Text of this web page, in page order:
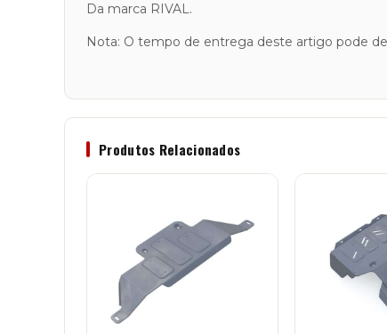
Da marca RIVAL.
Nota: O tempo de entrega deste artigo pode
Produtos Relacionados